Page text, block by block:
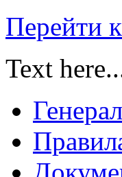
Перейти
Text